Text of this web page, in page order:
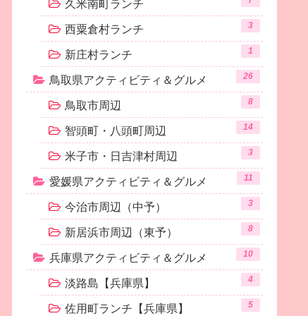
久米南町ランチ
西粟倉村ランチ 3
新庄村ランチ 1
鳥取県アクティビティ＆グルメ 26
鳥取市周辺 8
智頭町・八頭町周辺 14
米子市・日吉津村周辺 3
愛媛県アクティビティ＆グルメ 11
今治市周辺（中予） 3
新居浜市周辺（東予） 8
兵庫県アクティビティ＆グルメ 10
淡路島【兵庫県】 4
佐用町ランチ【兵庫県】 5